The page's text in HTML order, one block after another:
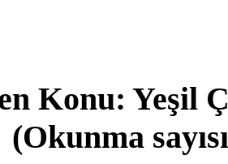
Konu: Yeşil